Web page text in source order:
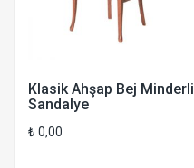
Klasik Ahşap Bej Minderli
Sandalye
₺ 0,00